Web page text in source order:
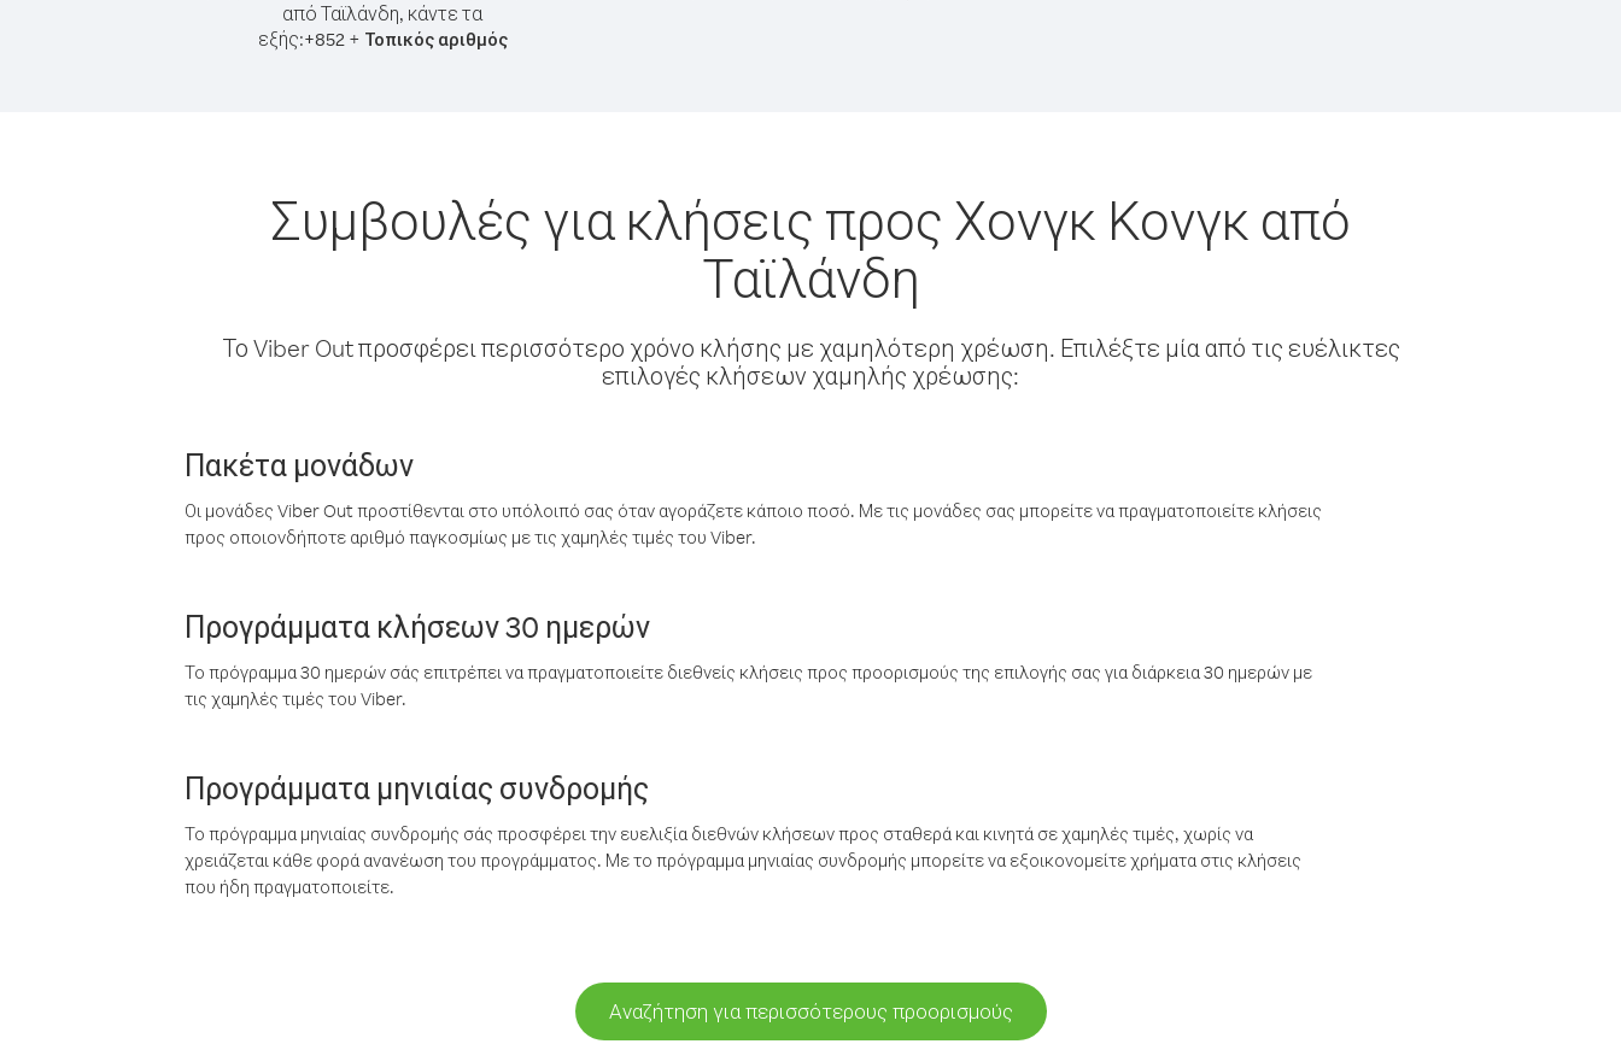
από Ταϊλάνδη, κάντε τα
εξής:+852+ Τοπικός αριθμός
Συμβουλές για κλήσεις προς Χονγκ Κονγκ από
Ταϊλάνδη
Το Viber Out προσφέρει περισσότερο χρόνο κλήσης με χαμηλότερη χρέωση. Επιλέξτε μία από τις ευέλικτες
επιλογές κλήσεων χαμηλής χρέωσης:
Πακέτα μονάδων
Οι μονάδες Viber Out προστίθενται στο υπόλοιπό σας όταν αγοράζετε κάποιο ποσό. Με τις μονάδες σας μπορείτε να πραγματοποιείτε κλήσεις
προς οποιονδήποτε αριθμό παγκοσμίως με τις χαμηλές τιμές του Viber.
Προγράμματα κλήσεων 30 ημερών
Το πρόγραμμα 30 ημερών σάς επιτρέπει να πραγματοποιείτε διεθνείς κλήσεις προς προορισμούς της επιλογής σας για διάρκεια 30 ημερών με
τις χαμηλές τιμές του Viber.
Προγράμματα μηνιαίας συνδρομής
Το πρόγραμμα μηνιαίας συνδρομής σάς προσφέρει την ευελιξία διεθνών κλήσεων προς σταθερά και κινητά σε χαμηλές τιμές, χωρίς να
χρειάζεται κάθε φορά ανανέωση του προγράμματος. Με το πρόγραμμα μηνιαίας συνδρομής μπορείτε να εξοικονομείτε χρήματα στις κλήσεις
που ήδη πραγματοποιείτε.
Αναζήτηση για περισσότερους προορισμούς